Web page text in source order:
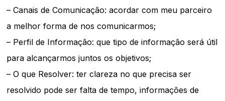
– Canais de Comunicação: acordar com meu parceiro
a melhor forma de nos comunicarmos;
– Perfil de Informação: que tipo de informação será útil
para alcançarmos juntos os objetivos;
– O que Resolver: ter clareza no que precisa ser
resolvido pode ser falta de tempo, informações de